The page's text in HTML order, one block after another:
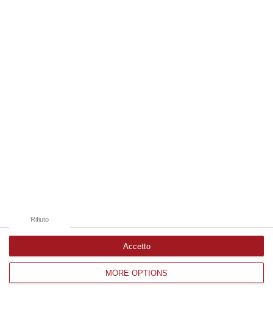
MORE OPTIONS
Rifiuto
Accetto
Corriere delle Calabria è una testata giornalistica di News&Com S.r.l